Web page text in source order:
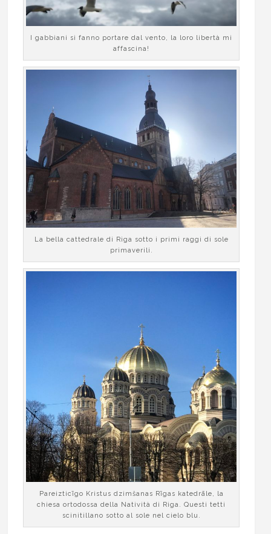
I gabbiani si fanno portare dal vento, la loro libertà mi
affascina!
La bella cattedrale di Riga sotto i primi raggi di sole
primaverili.
Pareizticīgo Kristus dzimšanas Rīgas katedrāle, la
chiesa ortodossa della Natività di Riga. Questi tetti
scinitillano sotto al sole nel cielo blu.